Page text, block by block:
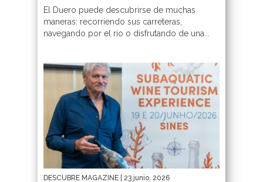
El Duero puede descubrirse de muchas
maneras: recorriendo sus carreteras,
navegando por el río o disfrutando de una...
DESCUBRE MAGAZINE | 23 junio, 2026